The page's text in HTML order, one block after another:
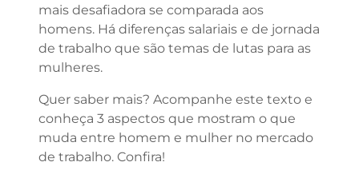
mais desafiadora se comparada aos
homens. Há diferenças salariais e de jornada
de trabalho que são temas de lutas para as
mulheres.
Quer saber mais? Acompanhe este texto e
conheça 3 aspectos que mostram o que
muda entre homem e mulher no mercado
de trabalho. Confira!